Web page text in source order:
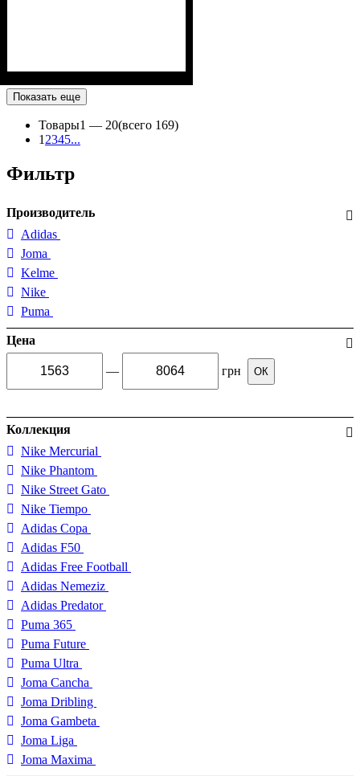
Показать еще
Товары1 — 20(всего 169)
1 2345...
Фильтр
Производитель
Adidas
Joma
Kelme
Nike
Puma
Цена
— грн ОК
Коллекция
Nike Mercurial
Nike Phantom
Nike Street Gato
Nike Tiempo
Adidas Copa
Adidas F50
Adidas Free Football
Adidas Nemeziz
Adidas Predator
Puma 365
Puma Future
Puma Ultra
Joma Cancha
Joma Dribling
Joma Gambeta
Joma Liga
Joma Maxima